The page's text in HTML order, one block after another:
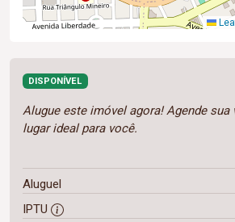
DISPONÍVEL
Alugue este imóvel agora! Agende
lugar ideal para você.
Aluguel
IPTU